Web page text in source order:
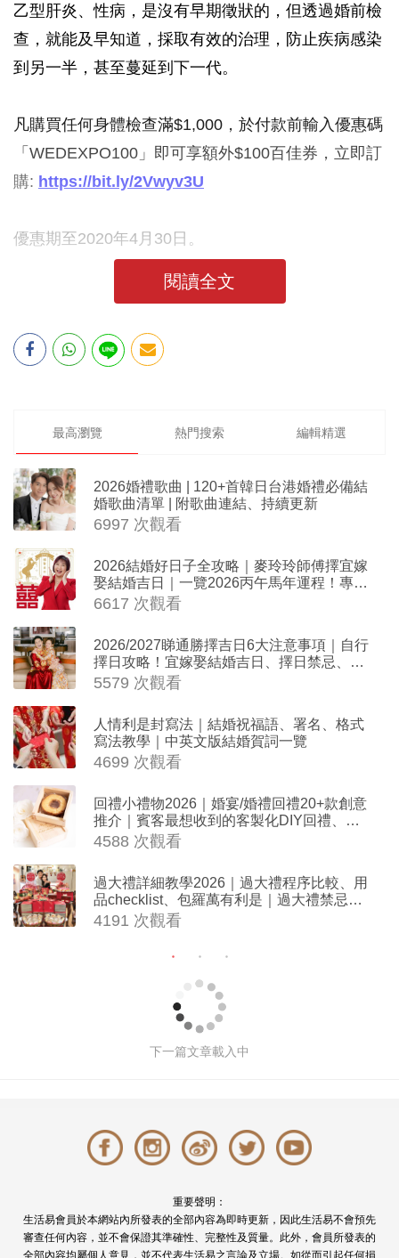
乙型肝炎、性病，是沒有早期徵狀的，但透過婚前檢
查，就能及早知道，採取有效的治理，防止疾病感染
到另一半，甚至蔓延到下一代。
凡購買任何身體檢查滿$1,000，於付款前輸入優惠碼
「WEDEXPO100」即可享額外$100百佳券，立即訂
購: https://bit.ly/2Vwyv3U
優惠期至2020年4月30日。
閱讀全文
最高瀏覽 熱門搜索 編輯精選
2026婚禮歌曲 | 120+首韓日台港婚禮必備結
婚歌曲清單 | 附歌曲連結、持續更新
6997 次觀看
2026結婚好日子全攻略｜麥玲玲師傅擇宜嫁
娶結婚吉日｜一覽2026丙午馬年運程！專業
擇日結婚+避開沖煞生肖指南
6617 次觀看
2026/2027睇通勝擇吉日6大注意事項｜自行
擇日攻略！宜嫁娶結婚吉日、擇日禁忌、相
沖生肖一覽
5579 次觀看
人情利是封寫法｜結婚祝福語、署名、格式
寫法教學｜中英文版結婚賀詞一覽
4699 次觀看
回禮小禮物2026｜婚宴/婚禮回禮20+款創意
推介｜賓客最想收到的客製化DIY回禮、姊
妹禮物（持續更新）
4588 次觀看
過大禮詳細教學2026｜過大禮程序比較、用
品checklist、包羅萬有利是｜過大禮禁忌及
吉祥說話
4191 次觀看
結婚首飾丨6大小資新娘首飾品牌推薦
丨必買戒指、耳環、頸鏈與手鏈丨
Swarovski、ARTĒ Madrid
首飾 頸鏈 耳環 手鏈
婚禮當日新娘的造型除了婚紗、晚裝之外，結婚首飾